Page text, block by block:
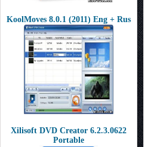
KoolMoves 8.0.1 (2011) Eng + Rus
Xilisoft DVD Creator 6.2.3.0622
Portable